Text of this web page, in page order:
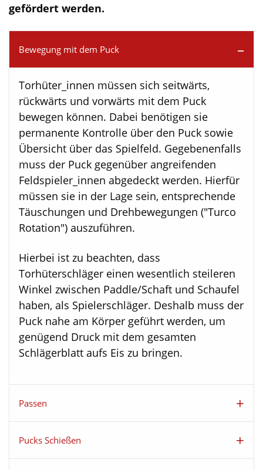
gefördert werden.
Bewegung mit dem Puck
Torhüter_innen müssen sich seitwärts,
rückwärts und vorwärts mit dem Puck
bewegen können. Dabei benötigen sie
permanente Kontrolle über den Puck sowie
Übersicht über das Spielfeld. Gegebenenfalls
muss der Puck gegenüber angreifenden
Feldspieler_innen abgedeckt werden. Hierfür
müssen sie in der Lage sein, entsprechende
Täuschungen und Drehbewegungen ("Turco
Rotation") auszuführen.
Hierbei ist zu beachten, dass
Torhüterschläger einen wesentlich steileren
Winkel zwischen Paddle/Schaft und Schaufel
haben, als Spielerschläger. Deshalb muss der
Puck nahe am Körper geführt werden, um
genügend Druck mit dem gesamten
Schlägerblatt aufs Eis zu bringen.
Passen
Pucks Schießen